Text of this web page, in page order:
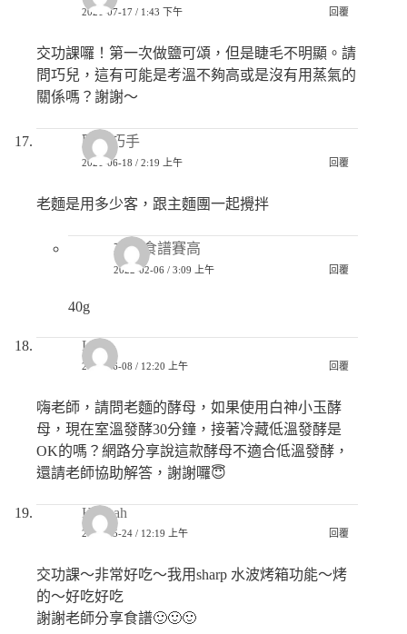
2021-07-17 / 1:43 下午 回覆
交功課囉！第一次做鹽可頌，但是睫毛不明顯。請
問巧兒，這有可能是考溫不夠高或是沒有用蒸氣的
關係嗎？謝謝～
匿名巧手
2021-06-18 / 2:19 上午 回覆
老麵是用多少客，跟主麵團一起攪拌
巧兒食譜賽高
2022-02-06 / 3:09 上午 回覆
40g
Lth
2021-06-08 / 12:20 上午 回覆
嗨老師，請問老麵的酵母，如果使用白神小玉酵
母，現在室溫發酵30分鐘，接著冷藏低溫發酵是
OK的嗎？網路分享說這款酵母不適合低溫發酵，
還請老師協助解答，謝謝囉😇
Hannah
2021-05-24 / 12:19 上午 回覆
交功課～非常好吃～我用sharp 水波烤箱功能～烤
的～好吃好吃
謝謝老師分享食譜🙂🙂🙂